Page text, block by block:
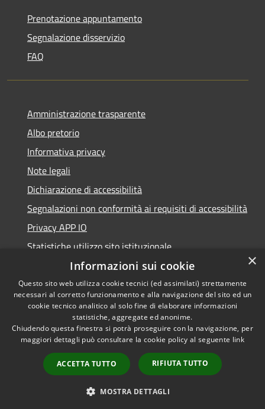
Prenotazione appuntamento
Segnalazione disservizio
FAQ
Amministrazione trasparente
Albo pretorio
Informativa privacy
Note legali
Dichiarazione di accessibilità
Segnalazioni non conformità ai requisiti di accessibilità
Privacy APP IO
Statistiche utilizzo sito istituzionale
Qualità dei Servizi Comunali
RSS
Accessibilità
Copyright © 2023 •
Città di Peschiera
Borromeo •
Powered byMunicipium
×
Informazioni sui cookie
Questo sito web utilizza cookie tecnici (ed assimilati) strettamente
necessari al corretto funzionamento e alla navigazione del sito ed un
cookie tecnico analitico al solo fine di elaborare informazioni
statistiche, aggregate ed anonime.
Chiudendo questa finestra si potrà proseguire con la navigazione, per
maggiori dettagli può consultare la cookie policy al seguente link
ACCETTA TUTTO RIFIUTA TUTTO
MOSTRA DETTAGLI